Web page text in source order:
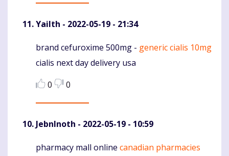
Yailth - 2022-05-19 - 21:34
Komentaras
brand cefuroxime 500mg - generic cialis 10mg
cialis next day delivery usa
0
0
JebnInoth - 2022-05-19 - 10:59
Komentaras
pharmacy mall online canadian pharmacies